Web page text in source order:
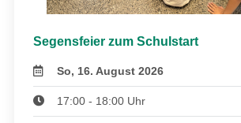
Segensfeier zum Schulstart
So, 16. August 2026
17:00 - 18:00 Uhr